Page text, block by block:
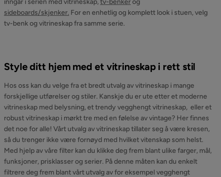
inngår i serien med vitrineskap,tv-benkerog
sideboards/skjenker. For en enhetlig og komplett look i stuen, velg
tv-benk og vitrineskap fra samme serie.
Style ditt hjem med et vitrineskap i rett stil
Hos oss kan du velge fra et bredt utvalg av vitrineskap i mange
forskjellige utførelser og stiler. Kanskje du er ute etter et moderne
vitrineskap med belysning, et trendy vegghengt vitrineskap, eller et
robust vitrineskap i mørkt tre med en følelse av vintage? Her finnes
det noe for alle! Vårt utvalg av vitrineskap tillater seg å være kresen,
så du trenger ikke være fornøyd med hvilket vitenskap som helst.
Med hjelp av våre filter kan du klikke deg frem blant ulike farger, mål,
funksjoner, prisklasser og serier. På denne måten kan du enkelt
filtrere deg frem blant vårt utvalg av for eksempel vegghengt